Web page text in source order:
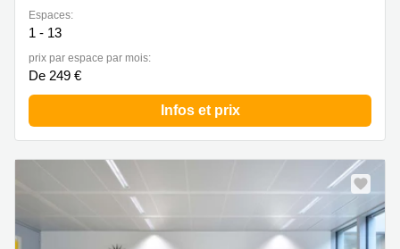
Espaces:
1 - 13
prix par espace par mois:
De 249 €
Infos et prix